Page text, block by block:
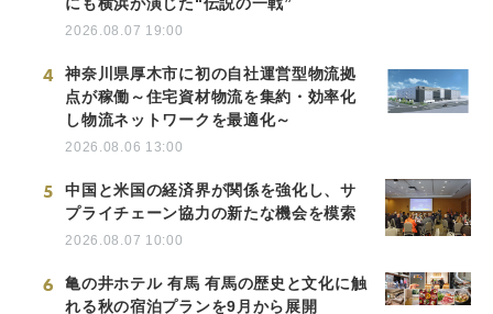
2026.08.07 19:00
4
神奈川県厚木市に初の自社運営型物流拠
点が稼働～住宅資材物流を集約・効率化
し物流ネットワークを最適化～
2026.08.06 13:00
5
中国と米国の経済界が関係を強化し、サ
プライチェーン協力の新たな機会を模索
2026.08.07 10:00
6
亀の井ホテル 有馬 有馬の歴史と文化に触
れる秋の宿泊プランを9月から展開